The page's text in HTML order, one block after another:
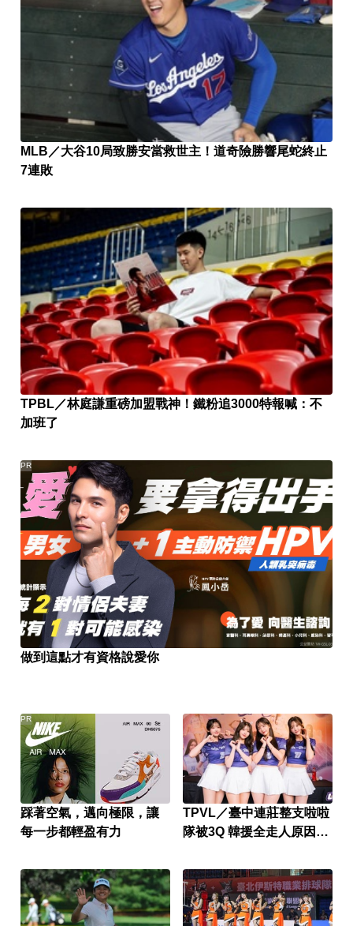
MLB／大谷10局致勝安當救世主！道奇險勝響尾蛇終止
7連敗
TPBL／林庭謙重磅加盟戰神！鐵粉追3000特報喊：不
加班了
做到這點才有資格說愛你
PR
踩著空氣，邁向極限，讓
每一步都輕盈有力
PR
TPVL／臺中連莊整支啦啦
隊被3Q 韓援全走人原因曝